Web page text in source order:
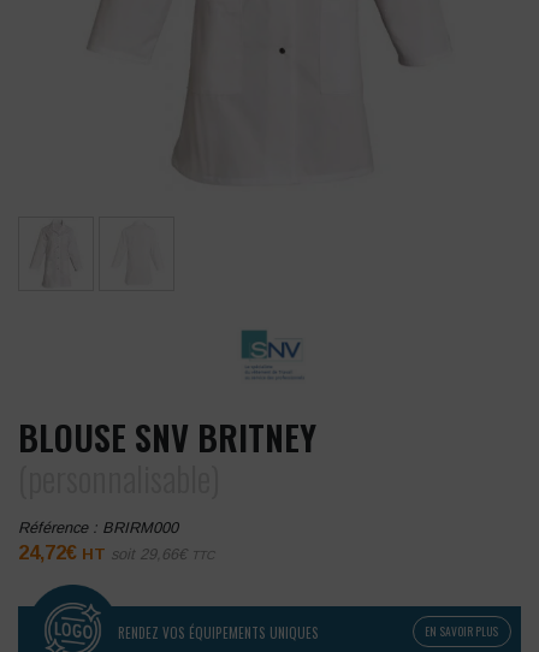
BLOUSE SNV BRITNEY
Référence : BRIRM000
24,72€ HT soit 29,66€ TTC
RENDEZ VOS ÉQUIPEMENTS UNIQUES EN SAVOIR PLUS